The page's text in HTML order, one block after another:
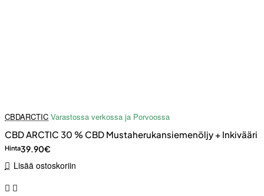
CBDARCTIC Varastossa verkossa ja Porvoossa
CBD ARCTIC 30 % CBD Mustaherukansiemenöljy + Inkivääri
Hinta39.90€
Lisää ostoskoriin